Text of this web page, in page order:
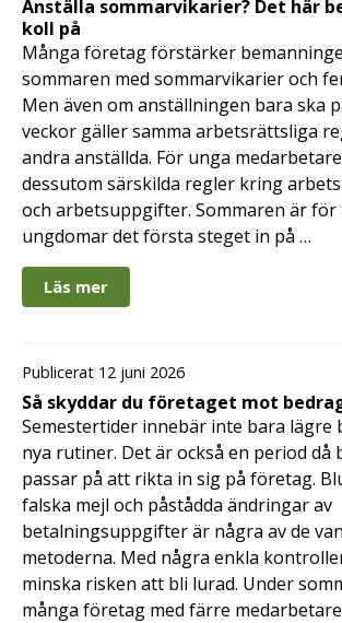
Anställa sommarvikarier? Det här
koll på
Många företag förstärker
sommaren med sommarvikarier och
Men även om anställningen bara ska
veckor gäller samma arbetsrättsliga
andra anställda. För unga
dessutom särskilda regler kring
och arbetsuppgifter. Sommaren är för
ungdomar det första steget in på …
Läs mer
Publicerat 12 juni 2026
Så skyddar du företaget mot
Semestertider innebär inte bara lägre
nya rutiner. Det är också en period då
passar på att rikta in sig på företag.
falska mejl och påstådda ändringar av
betalningsuppgifter är några av de
metoderna. Med några enkla
minska risken att bli lurad. Under
många företag med färre